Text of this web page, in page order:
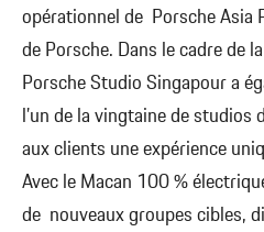
opérationnel de Porsche Asia
de Porsche. Dans le cadre de
Porsche Studio Singapour a
l’un de la vingtaine de
aux clients une expérience
Avec le Macan 100 %
de nouveaux groupes cibles,